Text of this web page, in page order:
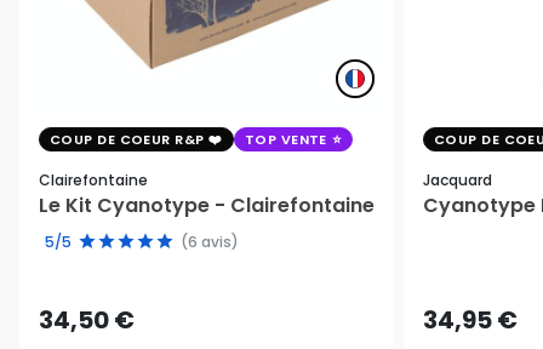
COUP DE COEUR R&P TOP VENTE
Clairefontaine
Le Kit Cyanotype - Clairefontaine
5/5 (6 avis)
34,50 €
COUP DE
Jacquard
Cyanotype
34,95 €